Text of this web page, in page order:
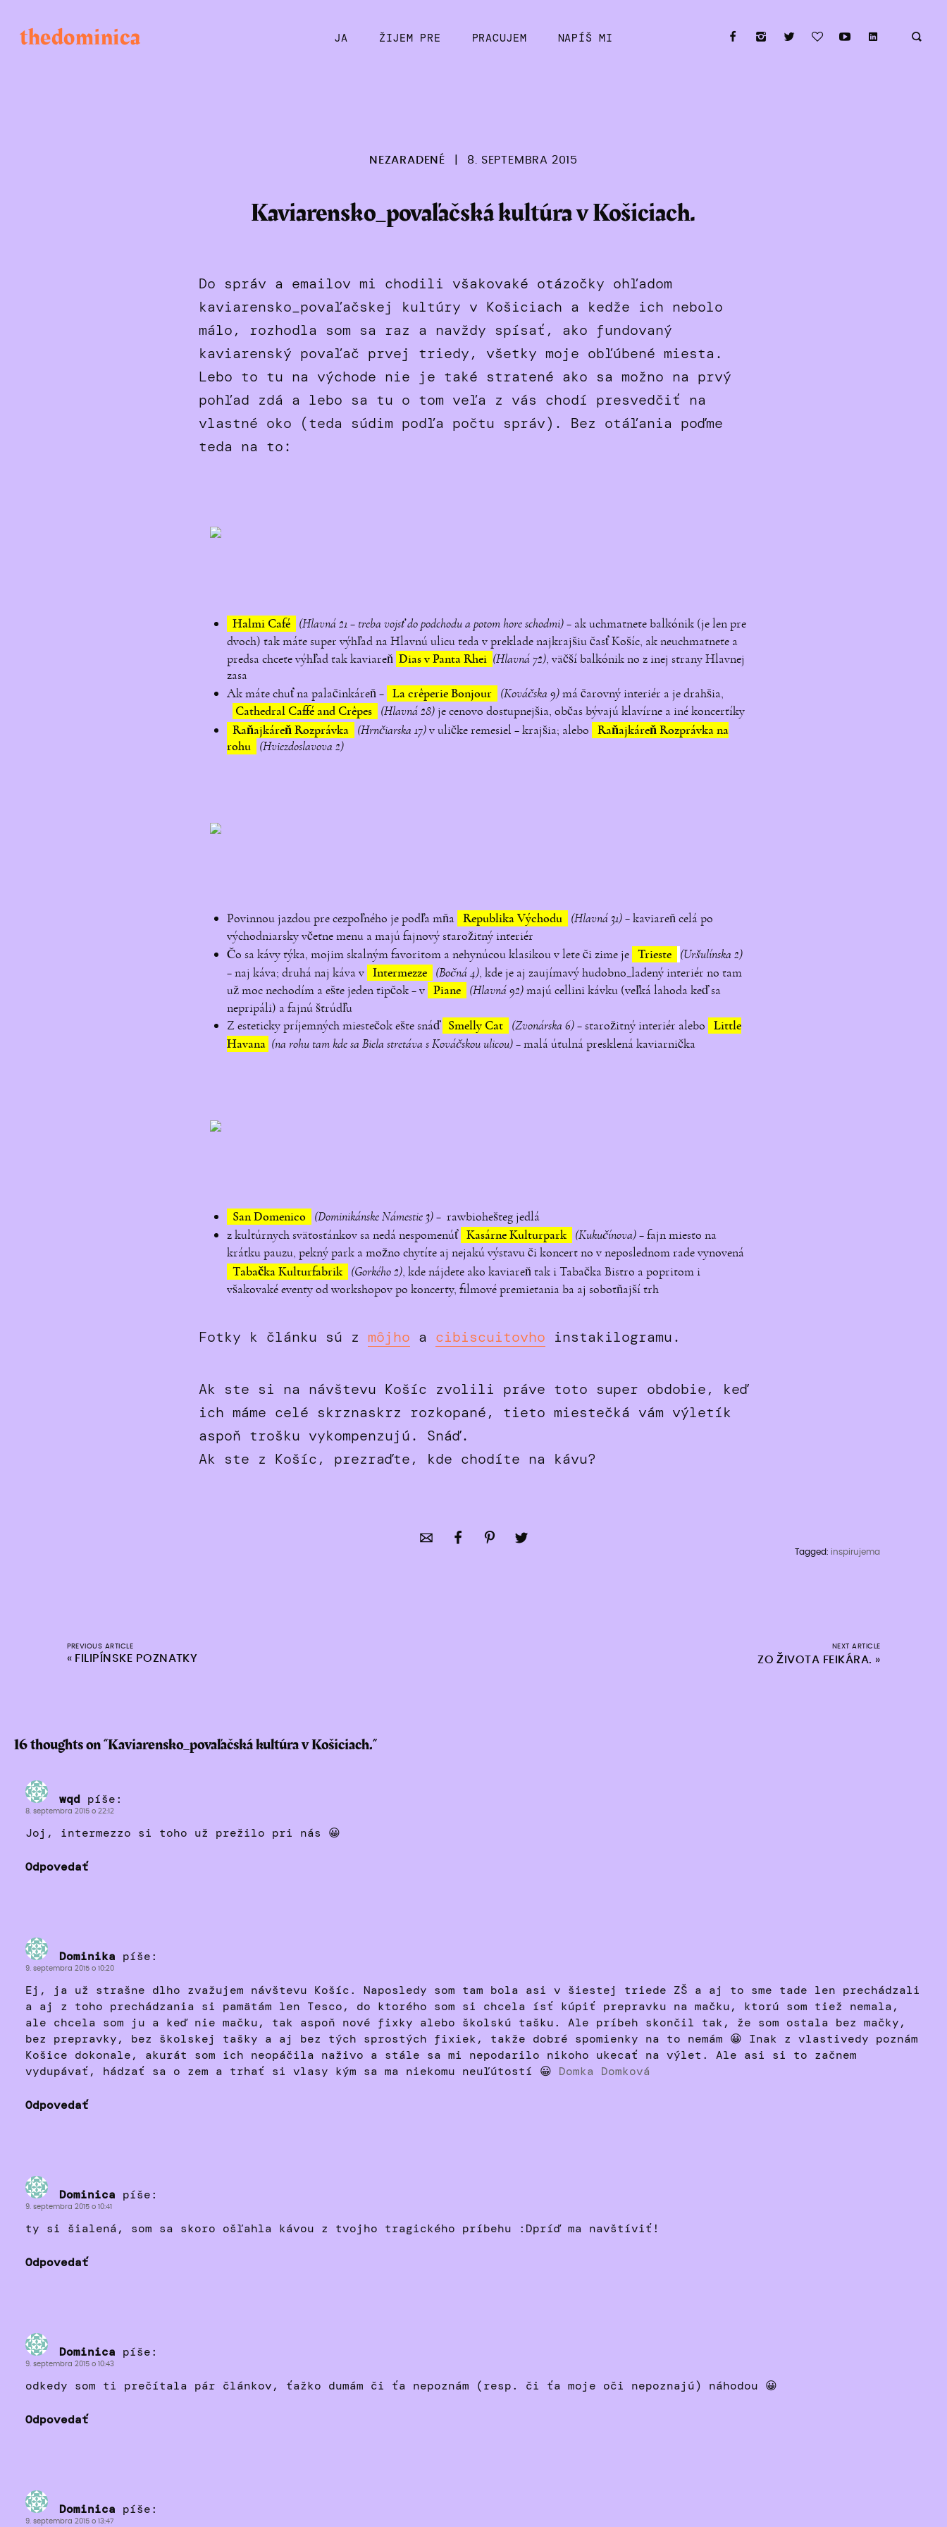
content
thedominica JA ŽIJEM PRE PRACUJEM NAPÍŠ MI
NEZARADENÉ 8. SEPTEMBRA 2015
Kaviarensko_povaľačská kultúra v Košiciach.
Do správ a emailov mi chodili všakovaké otázočky ohľadom
kaviarensko_povaľačskej kultúry v Košiciach a kedže ich nebolo
málo, rozhodla som sa raz a navždy spísať, ako fundovaný
kaviarenský povaľač prvej triedy, všetky moje obľúbené miesta.
Lebo to tu na východe nie je také stratené ako sa možno na prvý
pohľad zdá a lebo sa tu o tom veľa z vás chodí presvedčiť na
vlastné oko (teda súdim podľa počtu správ). Bez otáľania poďme
teda na to:
Halmi Café (Hlavná 21 – treba vojsť do podchodu a potom hore schodmi)– ak uchmatnete balkónik (je len pre
dvoch) tak máte super výhľad na Hlavnú ulicu teda v preklade najkrajšiu časť Košíc, ak neuchmatnete a
predsa chcete výhľad tak kaviareň Dias v Panta Rhei (Hlavná 72), väčší balkónik no z inej strany Hlavnej
zasa
Ak máte chuť na palačinkáreň – La crêperie Bonjour (Kováčska 9)má čarovný interiér a je drahšia,
Cathedral Caffé and Crêpes (Hlavná 28)je cenovo dostupnejšia, občas bývajú klavírne a iné koncertíky
Raňajkáreň Rozprávka (Hrnčiarska 17)v uličke remesiel – krajšia; alebo Raňajkáreň Rozprávka na
rohu (Hviezdoslavova 2)
Povinnou jazdou pre cezpoľného je podľa mňa Republika Východu (Hlavná 31)– kaviareň celá po
východniarsky včetne menu a majú fajnový starožitný interiér
Čo sa kávy týka, mojim skalným favoritom a nehynúcou klasikou v lete či zime je Trieste (Uršulínska 2)
– naj káva; druhá naj káva v Intermezze (Bočná 4), kde je aj zaujímavý hudobno_ladený interiér no tam
už moc nechodím a ešte jeden tipčok – v Piane (Hlavná 92)majú cellini kávku (veľká lahoda keď sa
nepripáli) a fajnú štrúdľu
Z esteticky príjemných miestečok ešte snáď Smelly Cat (Zvonárska 6)– starožitný interiér alebo Little
Havana (na rohu tam kde sa Biela stretáva s Kováčskou ulicou)– malá útulná presklená kaviarnička
San Domenico (Dominikánske Námestie 3)– rawbiohešteg jedlá
z kultúrnych svätostánkov sa nedá nespomenúť Kasárne Kulturpark (Kukučínova)– fajn miesto na
krátku pauzu, pekný park a možno chytíte aj nejakú výstavu či koncert no v neposlednom rade vynovená
Tabačka Kulturfabrik (Gorkého 2), kde nájdete ako kaviareň tak i Tabačka Bistro a popritom i
všakovaké eventy od workshopov po koncerty, filmové premietania ba aj sobotňajší trh
Fotky k článku sú z môjho a cibiscuitovho instakilogramu.
Ak ste si na návštevu Košíc zvolili práve toto super obdobie, keď
ich máme celé skrznaskrz rozkopané, tieto miestečká vám výletík
aspoň trošku vykompenzujú. Snáď.
Ak ste z Košíc, prezraďte, kde chodíte na kávu?
Tagged: inspirujema
PREVIOUS ARTICLE
« FILIPÍNSKE POZNATKY
NEXT ARTICLE
ZO ŽIVOTA FEIKÁRA. »
16 thoughts on “Kaviarensko_povaľačská kultúra v Košiciach.”
wqd píše:
8. septembra 2015 o 22:12
Joj, intermezzo si toho už prežilo pri nás 😀
Odpovedať
Dominika píše:
9. septembra 2015 o 10:20
Ej, ja už strašne dlho zvažujem návštevu Košíc. Naposledy som tam bola asi v šiestej triede ZŠ a aj to sme tade len prechádzali
a aj z toho prechádzania si pamätám len Tesco, do ktorého som si chcela ísť kúpiť prepravku na mačku, ktorú som tiež nemala,
ale chcela som ju a keď nie mačku, tak aspoň nové fixky alebo školskú tašku. Ale príbeh skončil tak, že som ostala bez mačky,
bez prepravky, bez školskej tašky a aj bez tých sprostých fixiek, takže dobré spomienky na to nemám 😀 Inak z vlastivedy poznám
Košice dokonale, akurát som ich neopáčila naživo a stále sa mi nepodarilo nikoho ukecať na výlet. Ale asi si to začnem
vydupávať, hádzať sa o zem a trhať si vlasy kým sa ma niekomu neuľútostí 😀 Domka Domková
Odpovedať
Dominica píše:
9. septembra 2015 o 10:41
ty si šialená, som sa skoro ošľahla kávou z tvojho tragického príbehu :Dpríď ma navštíviť!
Odpovedať
Dominica píše:
9. septembra 2015 o 10:43
odkedy som ti prečítala pár článkov, ťažko dumám či ťa nepoznám (resp. či ťa moje oči nepoznajú) náhodou 😀
Odpovedať
Dominica píše:
9. septembra 2015 o 13:47